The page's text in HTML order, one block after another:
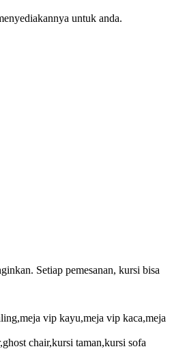
untuk anda.
Setiap pemesanan, kursi bisa
vip kayu,meja vip kaca,meja
chair,kursi taman,kursi sofa